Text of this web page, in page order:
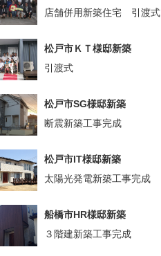
店舗併用新築住宅 引渡式
松戸市ＫＴ様邸新築
引渡式
松戸市SG様邸新築
断震新築工事完成
松戸市IT様邸新築
太陽光発電新築工事完成
船橋市HR様邸新築
３階建新築工事完成